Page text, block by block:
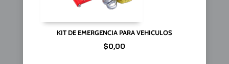
KIT DE EMERGENCIA PARA VEHICULOS
$0,00